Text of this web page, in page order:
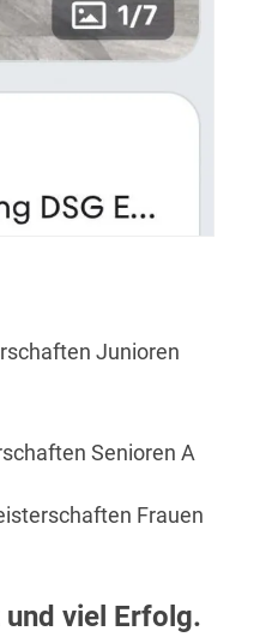
Junioren
Senioren A
Frauen
viel Erfolg.